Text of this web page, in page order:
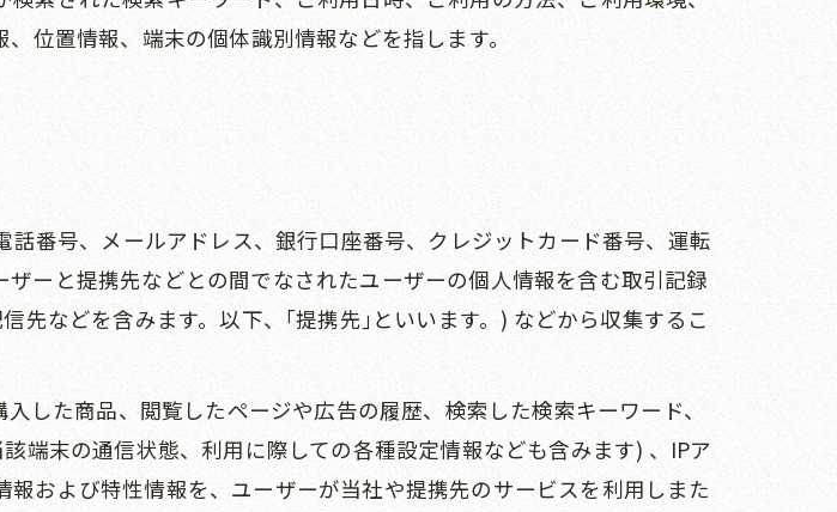
位置情報、端末の個体識別情報などを指します。
番号、メールアドレス、銀行口座番号、クレジットカード番号、運転
ーと提携先などとの間でなされたユーザーの個人情報を含む取引記録
などを含みます。以下、｢提携先｣といいます。) などから収集するこ
した商品、閲覧したページや広告の履歴、検索した検索キーワード、
端末の通信状態、利用に際しての各種設定情報なども含みます) 、IPア
および特性情報を、ユーザーが当社や提携先のサービスを利用しまた